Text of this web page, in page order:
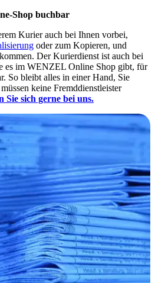
Shop buchbar
Kurier auch bei Ihnen vorbei,
oder zum Kopieren, und
Der Kurierdienst ist auch bei
es im WENZEL Online Shop gibt, für
So bleibt alles in einer Hand, Sie
keine Fremddienstleister
Sie sich gerne bei uns.